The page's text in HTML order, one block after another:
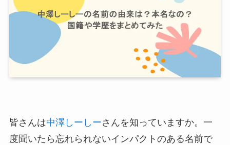
皆さんは中澤しーしーさんを知っていますか。一
度聞いたら忘れられないインパクトのある名前で